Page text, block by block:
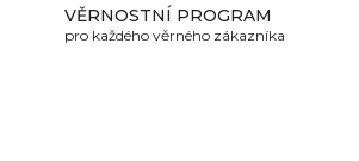
VĚRNOSTNÍ PROGRAM
pro každého věrného zákazníka